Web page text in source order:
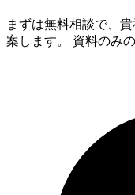
まずは無料相談で、
案します。 資料のみ